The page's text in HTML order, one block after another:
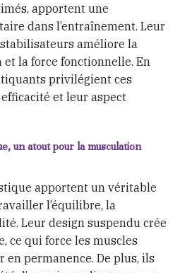
apportent une
dans l’entraînement. Leur
améliore la
la force fonctionnelle. En
privilégient ces
et leur aspect
un atout pour la musculation
apportent un véritable
l’équilibre, la
Leur design suspendu crée
ce qui force les muscles
en permanence. De plus, ils